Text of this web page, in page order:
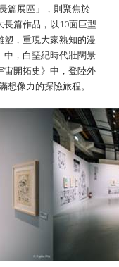
篇展區」，則聚焦於
長篇作品，以10面巨型
，重現大家熟知的漫
中，白堊紀時代壯闊景
宙開拓史》中，登陸外
像力的探險旅程。